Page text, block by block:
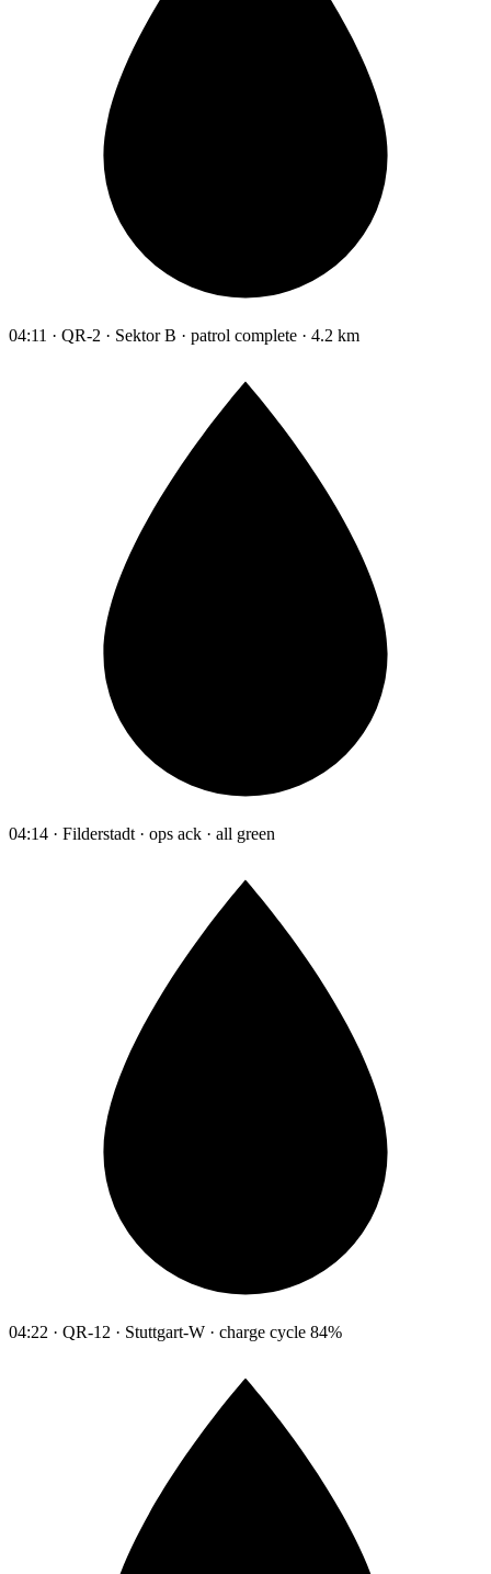
04:11 · QR-2 · Sektor B · patrol complete · 4.2 km
04:14 · Filderstadt · ops ack · all green
04:22 · QR-12 · Stuttgart-W · charge cycle 84%